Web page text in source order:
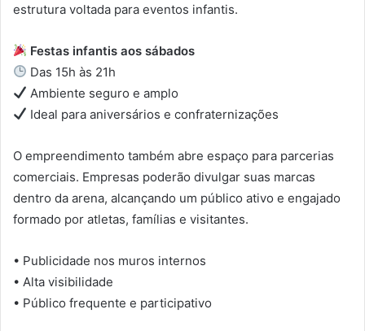
estrutura voltada para eventos infantis.
Festas infantis aos sábados
Das 15h às 21h
Ambiente seguro e amplo
Ideal para aniversários e confraternizações
O empreendimento também abre espaço para parcerias
comerciais. Empresas poderão divulgar suas marcas
dentro da arena, alcançando um público ativo e engajado
formado por atletas, famílias e visitantes.
• Publicidade nos muros internos
• Alta visibilidade
• Público frequente e participativo